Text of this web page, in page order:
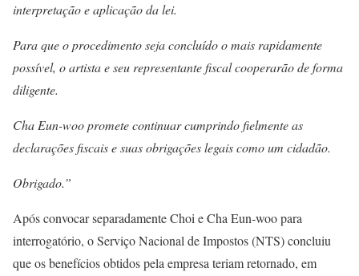
interpretação e aplicação da lei.
Para que o procedimento seja concluído o mais rapidamente
possível, o artista e seu representante fiscal cooperarão de forma
diligente.
Cha Eun-woo promete continuar cumprindo fielmente as
declarações fiscais e suas obrigações legais como um cidadão.
Obrigado.”
Após convocar separadamente Choi e Cha Eun-woo para
interrogatório, o Serviço Nacional de Impostos (NTS) concluiu
que os benefícios obtidos pela empresa teriam retornado, em